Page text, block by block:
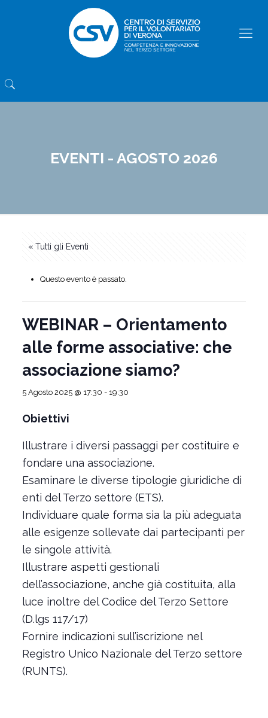
EVENTI - AGOSTO 2026
« Tutti gli Eventi
Questo evento è passato.
WEBINAR – Orientamento
alle forme associative: che
associazione siamo?
5 Agosto 2025 @ 17:30 - 19:30
Obiettivi
Illustrare i diversi passaggi per costituire e
fondare una associazione.
Esaminare le diverse tipologie giuridiche di
enti del Terzo settore (ETS).
Individuare quale forma sia la più adeguata
alle esigenze sollevate dai partecipanti per
le singole attività.
Illustrare aspetti gestionali
dell’associazione, anche già costituita, alla
luce inoltre del Codice del Terzo Settore
(D.lgs 117/17)
Fornire indicazioni sull’iscrizione nel
Registro Unico Nazionale del Terzo settore
(RUNTS).